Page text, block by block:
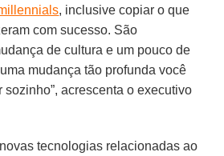
, inclusive copiar o que
com sucesso. São
de cultura e um pouco de
mudança tão profunda você
sozinho”, acrescenta o executivo
tecnologias relacionadas ao